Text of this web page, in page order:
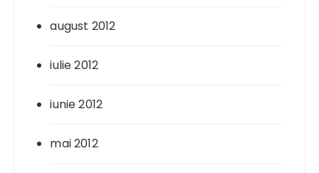
august 2012
iulie 2012
iunie 2012
mai 2012